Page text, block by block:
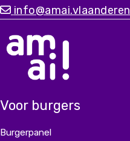
info@amai.vlaanderen
Voor burgers
Burgerpanel